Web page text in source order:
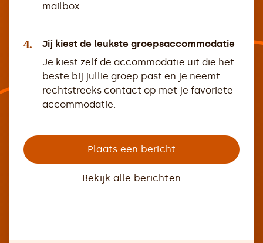
mailbox.
4.
Jij kiest de leukste groepsaccommodatie
Je kiest zelf de accommodatie uit die het
beste bij jullie groep past en je neemt
rechtstreeks contact op met je favoriete
accommodatie.
Plaats een bericht
Bekijk alle berichten